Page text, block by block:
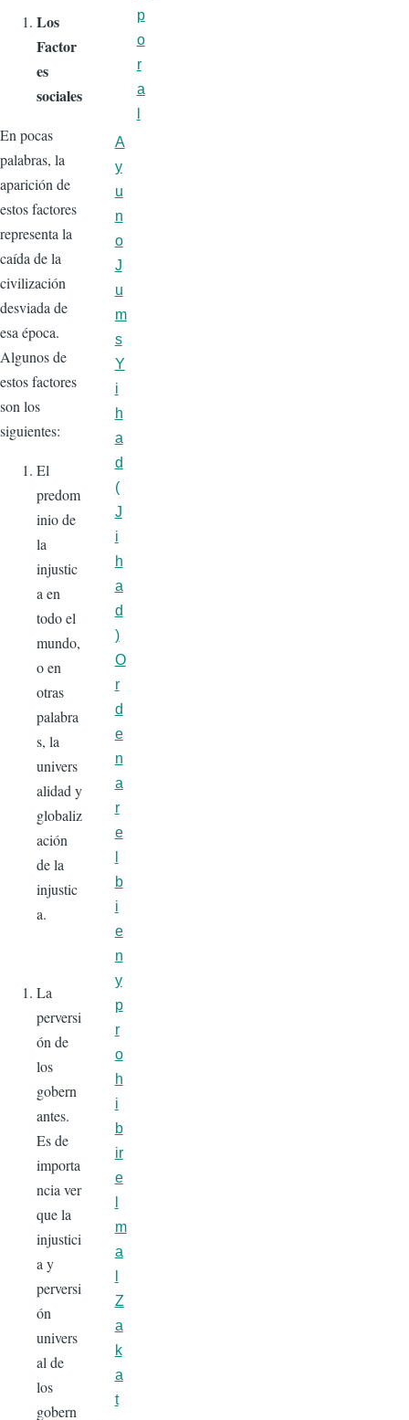
Los
Factor
es
sociales
En pocas
palabras, la
aparición de
estos factores
representa la
caída de la
civilización
desviada de
esa época.
Algunos de
estos factores
son los
siguientes:
El
predom
inio de
la
injustic
a en
todo el
mundo,
o en
otras
palabra
s, la
univers
alidad y
globaliz
ación
de la
injustic
a.
La
perversi
ón de
los
gobern
antes.
Es de
importa
ncia ver
que la
injustici
a y
perversi
ón
univers
al de
los
gobern
p
o
r
a
A
y
u
n
o
J
u
m
s
Y
i
h
a
d
(
J
i
h
a
d
)
O
r
d
e
n
a
r
e
b
i
e
n
y
p
r
o
h
i
b
ir
e
m
a
Z
a
k
a
t